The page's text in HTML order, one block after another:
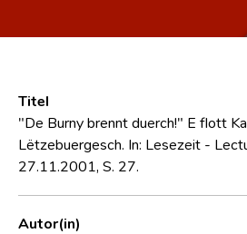
Forschungsgruppe
Kontakt
Titel
"De Burny brennt duerch!" E flott
Lëtzebuergesch. In: Lesezeit -
27.11.2001, S. 27.
Autor(in)